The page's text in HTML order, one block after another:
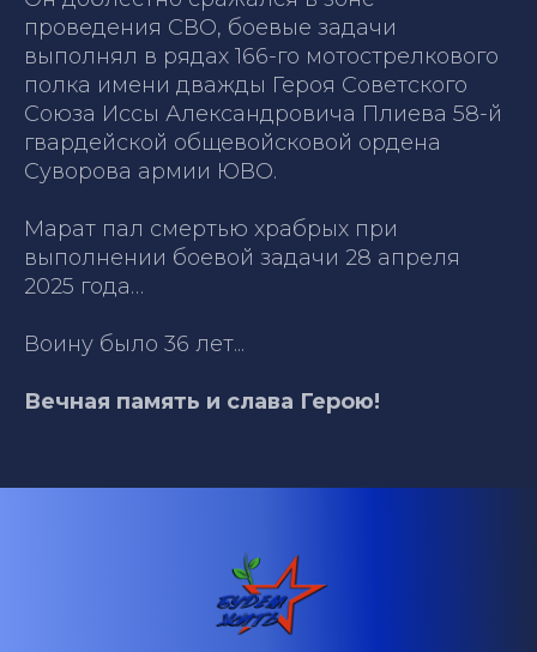
проведения СВО, боевые задачи
выполнял в рядах 166-го мотострелкового
полка имени дважды Героя Советского
Союза Иссы Александровича Плиева 58-й
гвардейской общевойсковой ордена
Суворова армии ЮВО.
Марат пал смертью храбрых при
выполнении боевой задачи 28 апреля
2025 года…
Воину было 36 лет...
Вечная память и слава Герою!